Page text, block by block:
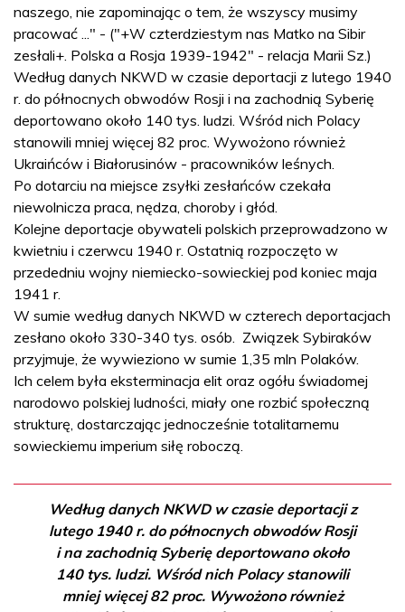
naszego, nie zapominając o tem, że wszyscy musimy
pracować ..." - ("+W czterdziestym nas Matko na Sibir
zesłali+. Polska a Rosja 1939-1942" - relacja Marii Sz.)
Według danych NKWD w czasie deportacji z lutego 1940
r. do północnych obwodów Rosji i na zachodnią Syberię
deportowano około 140 tys. ludzi. Wśród nich Polacy
stanowili mniej więcej 82 proc. Wywożono również
Ukraińców i Białorusinów - pracowników leśnych.
Po dotarciu na miejsce zsyłki zesłańców czekała
niewolnicza praca, nędza, choroby i głód.
Kolejne deportacje obywateli polskich przeprowadzono w
kwietniu i czerwcu 1940 r. Ostatnią rozpoczęto w
przededniu wojny niemiecko-sowieckiej pod koniec maja
1941 r.
W sumie według danych NKWD w czterech deportacjach
zesłano około 330-340 tys. osób. Związek Sybiraków
przyjmuje, że wywieziono w sumie 1,35 mln Polaków.
Ich celem była eksterminacja elit oraz ogółu świadomej
narodowo polskiej ludności, miały one rozbić społeczną
strukturę, dostarczając jednocześnie totalitarnemu
sowieckiemu imperium siłę roboczą.
Według danych NKWD w czasie deportacji z
lutego 1940 r. do północnych obwodów Rosji
i na zachodnią Syberię deportowano około
140 tys. ludzi. Wśród nich Polacy stanowili
mniej więcej 82 proc. Wywożono również